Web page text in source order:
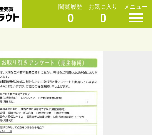
閲覧履歴
0
お気に入り
0
メニュー